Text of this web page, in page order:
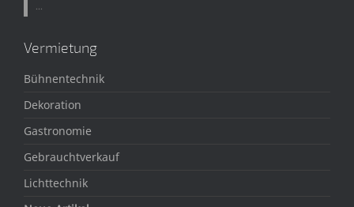
Vermietung
Bühnentechnik
Dekoration
Gastronomie
Gebrauchtverkauf
Lichttechnik